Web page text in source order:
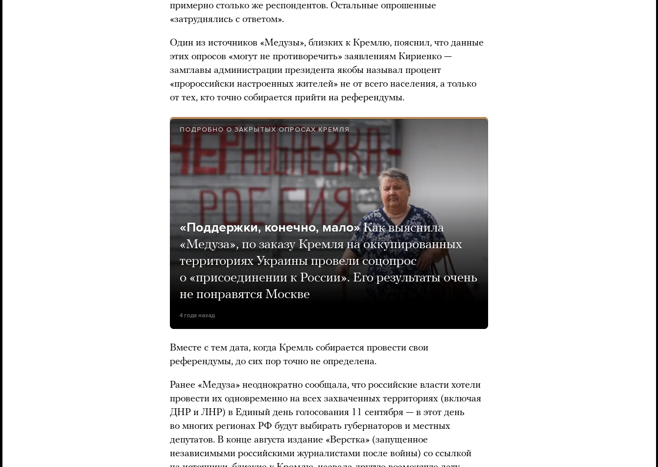
примерно столько же респондентов. Остальные опрошенные
«затруднялись с ответом».
Один из источников «Медузы», близких к Кремлю, пояснил, что данные
этих опросов «могут не противоречить» заявлениям Кириенко —
замглавы администрации президента якобы называл процент
«пророссийски настроенных жителей» не от всего населения, а только
от тех, кто точно собирается прийти на референдумы.
ПОДРОБНО О ЗАКРЫТЫХ ОПРОСАХ КРЕМЛЯ
«Поддержки, конечно, мало» Как выяснила
«Медуза», по заказу Кремля на оккупированных
территориях Украины провели соцопрос
о «присоединении к России». Его результаты очень
не понравятся Москве
4 года назад
Вместе с тем дата, когда Кремль собирается провести свои
референдумы, до сих пор точно не определена.
Ранее «Медуза» неоднократно сообщала, что российские власти хотели
провести их одновременно на всех захваченных территориях (включая
ДНР и ЛНР) в Единый день голосования 11 сентября — в этот день
во многих регионах РФ будут выбирать губернаторов и местных
депутатов. В конце августа издание «Верстка» (запущенное
независимыми российскими журналистами после войны) со ссылкой